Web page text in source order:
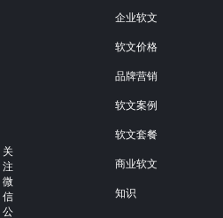
关
注
微
信
公
企业软文
软文价格
品牌营销
软文案例
软文套餐
商业软文
知识